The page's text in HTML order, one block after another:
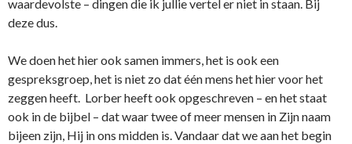
waardevolste – dingen die ik jullie vertel er niet in staan. Bij
deze dus.
We doen het hier ook samen immers, het is ook een
gespreksgroep, het is niet zo dat één mens het hier voor het
zeggen heeft. Lorber heeft ook opgeschreven – en het staat
ook in de bijbel – dat waar twee of meer mensen in Zijn naam
bijeen zijn, Hij in o­ns midden is. Vandaar dat we aan het begin